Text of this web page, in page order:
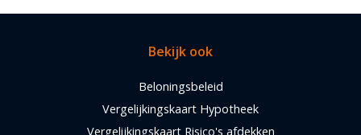
Bekijk ook
Beloningsbeleid
Vergelijkingskaart Hypotheek
Vergelijkingskaart Risico's afdekken